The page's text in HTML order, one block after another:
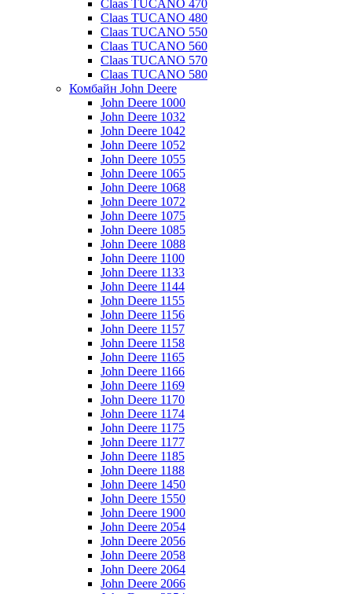
Claas TUCANO 470
Claas TUCANO 480
Claas TUCANO 550
Claas TUCANO 560
Claas TUCANO 570
Claas TUCANO 580
Комбайн John Deere
John Deere 1000
John Deere 1032
John Deere 1042
John Deere 1052
John Deere 1055
John Deere 1065
John Deere 1068
John Deere 1072
John Deere 1075
John Deere 1085
John Deere 1088
John Deere 1100
John Deere 1133
John Deere 1144
John Deere 1155
John Deere 1156
John Deere 1157
John Deere 1158
John Deere 1165
John Deere 1166
John Deere 1169
John Deere 1170
John Deere 1174
John Deere 1175
John Deere 1177
John Deere 1185
John Deere 1188
John Deere 1450
John Deere 1550
John Deere 1900
John Deere 2054
John Deere 2056
John Deere 2058
John Deere 2064
John Deere 2066